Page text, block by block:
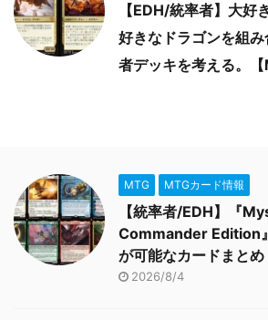
【EDH/統率者】大好
好きなドラゴンを組
者デッキを考える。【
MTG MTGカード情報
【統率者/EDH】『
Commander Edition
が可能なカードまとめ
2026/8/4